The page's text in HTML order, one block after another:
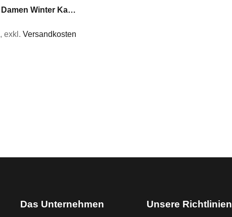
KORSAR High Q Damen Winter Kapuzenjacke Outdoorjacke in 6 Farben Gr XS bis 5XL
,exkl.Versandkosten
Das Unternehmen Unsere Richtlinien